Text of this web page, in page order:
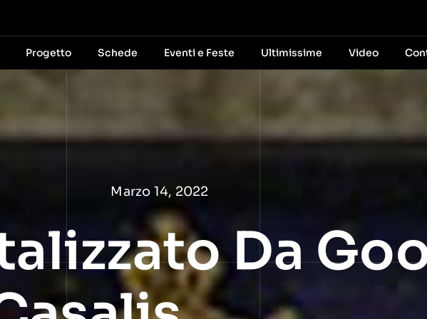
Progetto Schede Eventi e Feste Ultimissime Video
Marzo 14, 2022
Da